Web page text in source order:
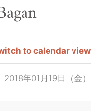
to calendar view
2018年01月19日（金）